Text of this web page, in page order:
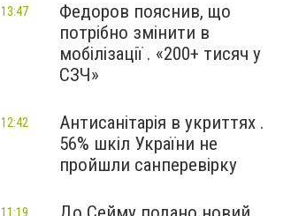
Федоров пояснив, що
потрібно змінити в
мобілізації . «200+ тисяч у
СЗЧ»
13:47
Антисанітарія в укриттях .
56% шкіл України не
пройшли санперевірку
12:42
11:19